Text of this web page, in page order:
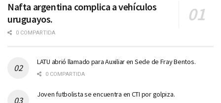
Nafta argentina complica a vehículos
uruguayos.
0 COMPARTIDA
LATU abrió llamado para Auxiliar en Sede de Fray Bentos.
0 COMPARTIDA
Joven futbolista se encuentra en CTI por golpiza.